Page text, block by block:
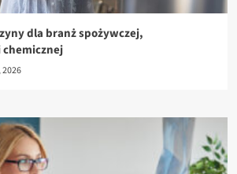
dla branż spożywczej,